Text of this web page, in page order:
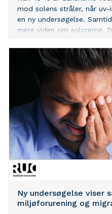
mod solens stråler, når
en ny undersøgelse.
mere viden om solcreme.
solbeskyttelse.
Ny undersøgelse viser
miljøforurening og